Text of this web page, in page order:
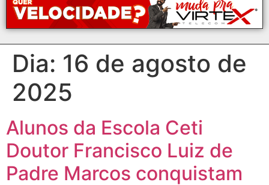
Dia: 16 de agosto de
2025
Alunos da Escola Ceti
Doutor Francisco Luiz de
Padre Marcos conquistam